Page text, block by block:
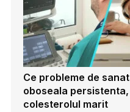
Ce probleme de
oboseala
colesterolul marit